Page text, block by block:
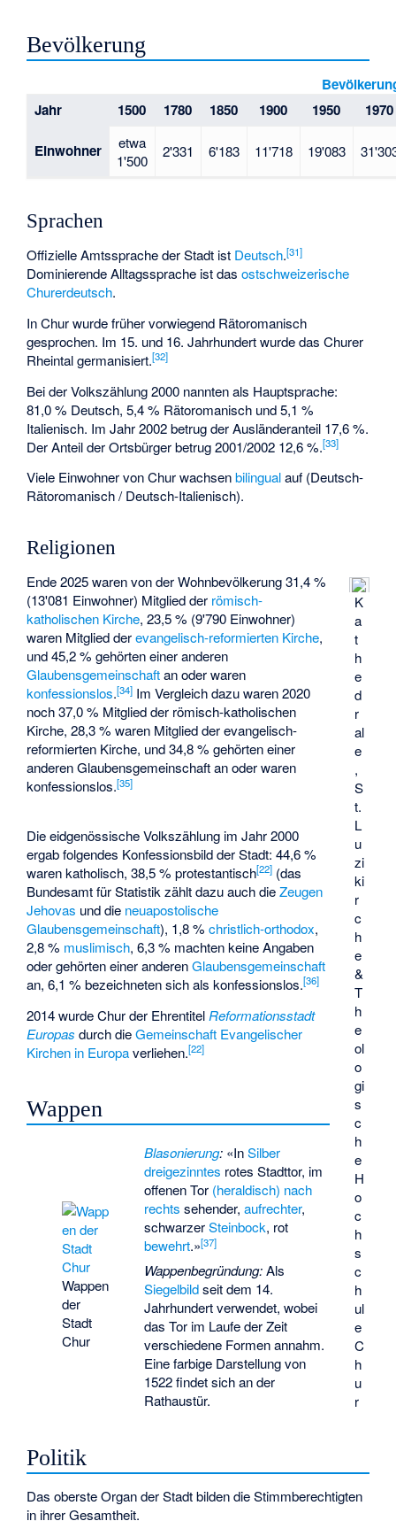
Bevölkerung
Jahr
1500 1780 1850 1900 1950 1970
Einwohner
etwa
1'500
2'331 6'183 11'718 19'083
Sprachen
Offizielle Amtssprache der Stadt ist Deutsch.[31]
Dominierende Alltagssprache ist dasostschweizerische
Churerdeutsch.
In Chur wurde früher vorwiegend Rätoromanisch
gesprochen. Im 15. und 16. Jahrhundert wurde das Churer
Rheintal germanisiert.[32]
Bei der Volkszählung 2000 nannten als Hauptsprache:
81,0 % Deutsch, 5,4 % Rätoromanisch und 5,1 %
Italienisch. Im Jahr 2002 betrug der Ausländeranteil 17,6 %.
Der Anteil der Ortsbürger betrug 2001/2002 12,6 %.[33]
Viele Einwohner von Chur wachsenbilingualauf (Deutsch-
Rätoromanisch / Deutsch-Italienisch).
Religionen
K
a
t
h
e
d
r
al
e
,
S
t.
L
u
zi
ki
r
c
h
e
&
T
h
e
ol
o
gi
s
c
h
e
H
o
c
h
s
c
h
ul
e
C
h
u
r
Ende 2025 waren von der Wohnbevölkerung 31,4 %
(13'081 Einwohner) Mitglied der römisch-
katholischen Kirche, 23,5 % (9'790 Einwohner)
waren Mitglied derevangelisch-reformierten Kirche,
und 45,2 % gehörten einer anderen
Glaubensgemeinschaftan oder waren
konfessionslos.[34] Im Vergleich dazu waren 2020
noch 37,0 % Mitglied der römisch-katholischen
Kirche, 28,3 % waren Mitglied der evangelisch-
reformierten Kirche, und 34,8 % gehörten einer
anderen Glaubensgemeinschaft an oder waren
konfessionslos.[35]
Die eidgenössische Volkszählung im Jahr 2000
ergab folgendes Konfessionsbild der Stadt: 44,6 %
waren katholisch, 38,5 % protestantisch[22] (das
Bundesamt für Statistik zählt dazu auch dieZeugen
Jehovas und die neuapostolische
Glaubensgemeinschaft), 1,8 %christlich-orthodox,
2,8 % muslimisch, 6,3 % machten keine Angaben
oder gehörten einer anderenGlaubensgemeinschaft
an, 6,1 % bezeichneten sich als konfessionslos.[36]
2014 wurde Chur der Ehrentitel Reformationsstadt
Europas durch dieGemeinschaft Evangelischer
Kirchen in Europaverliehen.[22]
Wappen
Wappen
der
Stadt
Chur
Blasonierung: «InSilber
dreigezinntes rotes Stadttor, im
offenen Tor (heraldisch) nach
rechts sehender,aufrechter,
schwarzerSteinbock, rot
bewehrt.»[37]
Wappenbegründung:Als
Siegelbildseit dem 14.
Jahrhundert verwendet, wobei
das Tor im Laufe der Zeit
verschiedene Formen annahm.
Eine farbige Darstellung von
1522 findet sich an der
Rathaustür.
Politik
Das oberste Organ der Stadt bilden die Stimmberechtigten
in ihrer Gesamtheit.